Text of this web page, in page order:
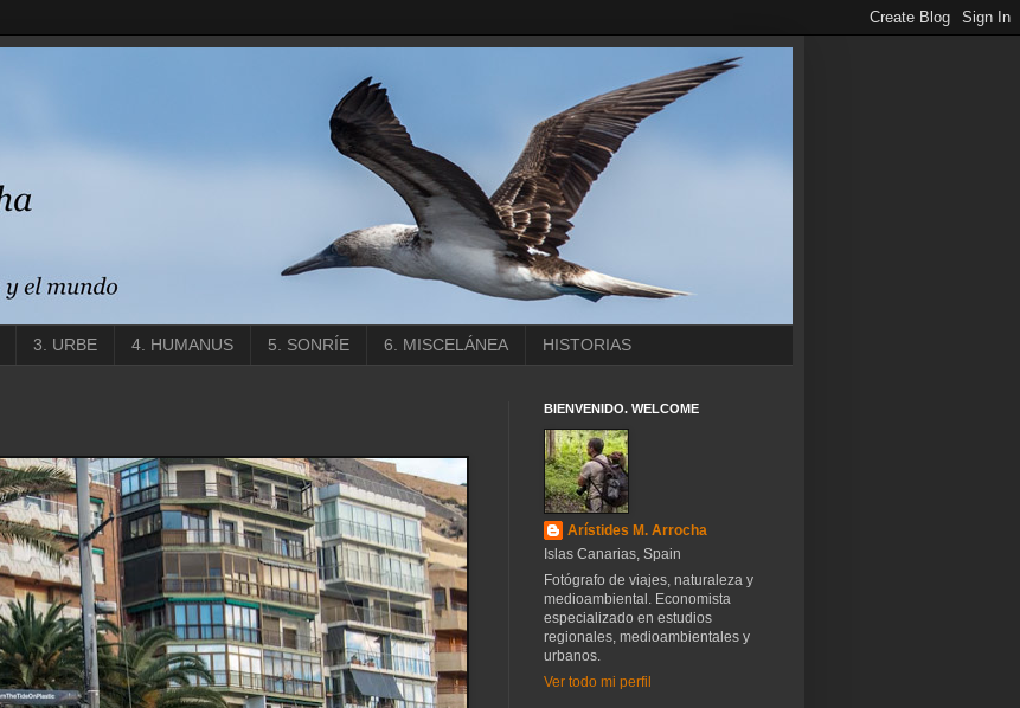
3. URBE 4. HUMANUS 5. SONRÍE 6. MISCELÁNEA HISTORIAS
BIENVENIDO. WELCOME
Arístides M. Arrocha
Islas Canarias, Spain
Fotógrafo de viajes, naturaleza y
medioambiental. Economista
especializado en estudios
regionales, medioambientales y
urbanos.
Ver todo mi perfil